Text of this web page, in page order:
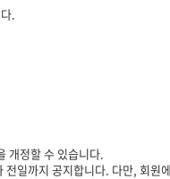
.
개정할 수 있습니다.
일까지 공지합니다. 다만, 회원